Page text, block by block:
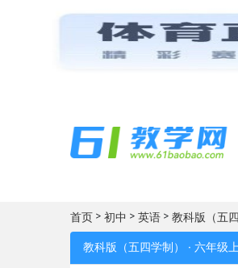
首页 > 初中 > 英语 > 教科版（五四
教科版（五四学制） · 六年级